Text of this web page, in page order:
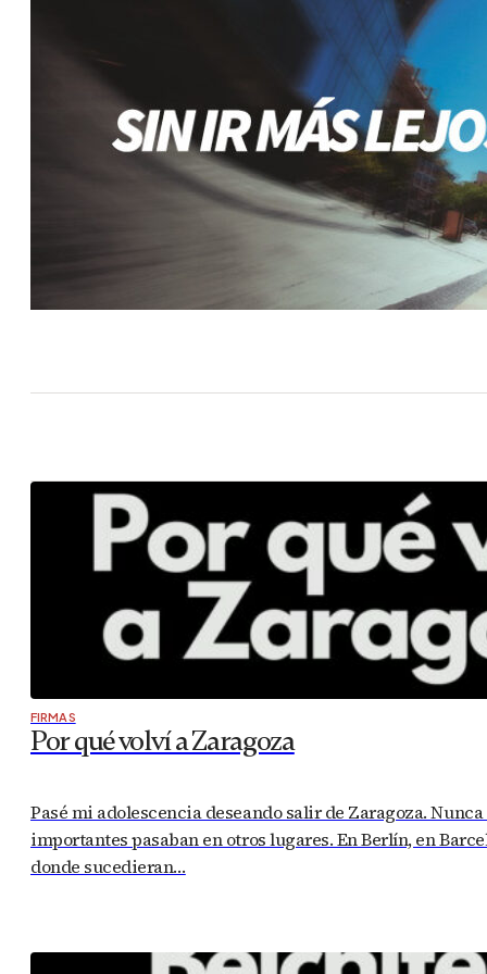
FIRMAS
Por qué volví a Zaragoza
Pasé mi adolescencia deseando salir de Zaragoza.
importantes pasaban en otros lugares. En Berlín, en
donde sucedieran…